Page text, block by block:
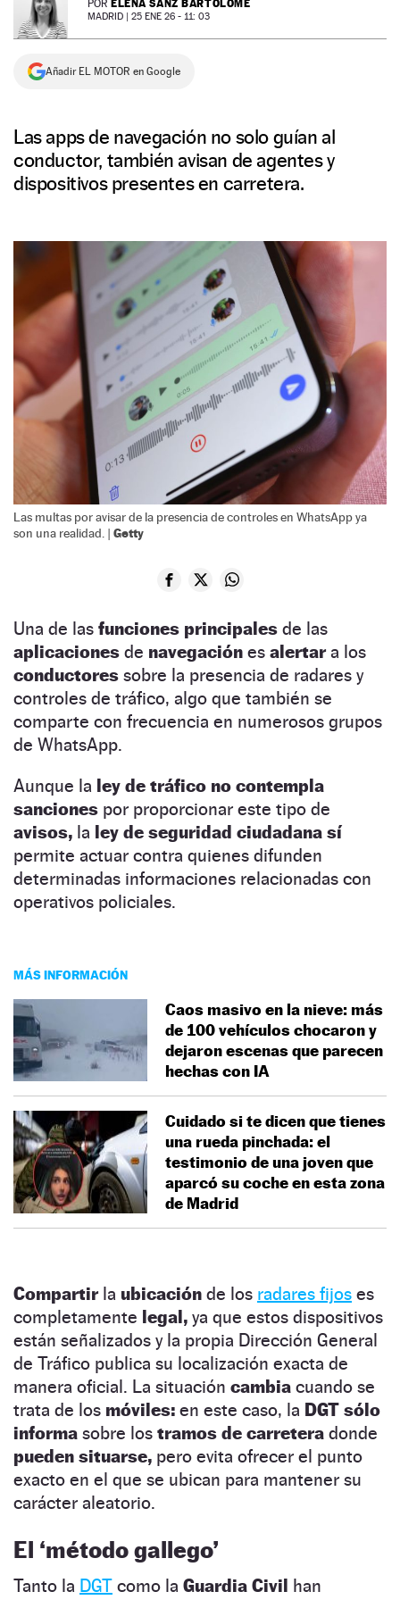
NEWSLETTER
SÍGUENOS
POR ELENA SANZ BARTOLOMÉ
MADRID | 25 ENE 26 - 11: 03
Añadir EL MOTOR en Google
Las apps de navegación no solo guían al
conductor, también avisan de agentes y
dispositivos presentes en carretera.
Las multas por avisar de la presencia de controles en WhatsApp ya
son una realidad. | Getty
Una de las funciones principales de las
aplicaciones de navegación es alertara los
conductores sobre la presencia de radares y
controles de tráfico, algo que también se
comparte con frecuencia en numerosos grupos
de WhatsApp.
Aunque la ley de tráfico no contempla
sanciones por proporcionar este tipo de
avisos, la ley de seguridad ciudadana sí
permite actuar contra quienes difunden
determinadas informaciones relacionadas con
operativos policiales.
MÁS INFORMACIÓN
Caos masivo en la nieve: más
de 100 vehículos chocaron y
dejaron escenas que parecen
hechas con IA
Cuidado si te dicen que tienes
una rueda pinchada: el
testimonio de una joven que
aparcó su coche en esta zona
de Madrid
Compartir la ubicación de los radares fijos es
completamente legal, ya que estos dispositivos
están señalizados y la propia Dirección General
de Tráfico publica su localización exacta de
manera oficial. La situación cambia cuando se
trata de los móviles: en este caso, la DGT sólo
informa sobre los tramos de carretera donde
pueden situarse, pero evita ofrecer el punto
exacto en el que se ubican para mantener su
carácter aleatorio.
El ‘método gallego’
Tanto la DGT como la Guardia Civil han